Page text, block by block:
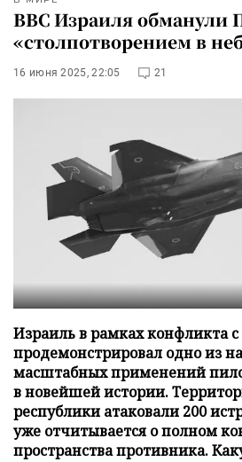
ВВС Израиля обманули
«столпотворением в
16 июня 2025, 22:05 21
Израиль в рамках конфликта
продемонстрировал одно из
масштабных применений
в новейшей истории.
республики атаковали 200
уже отчитывается о полном
пространства противника.